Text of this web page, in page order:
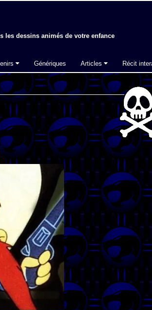
les dessins animés de votre enfance
Génériques Articles Récit